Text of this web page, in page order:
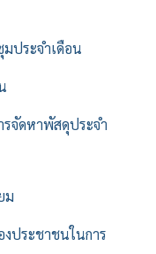
ประจำเดือน
จัดหาพัสดุประจำ
ม
ประชาชนในการ